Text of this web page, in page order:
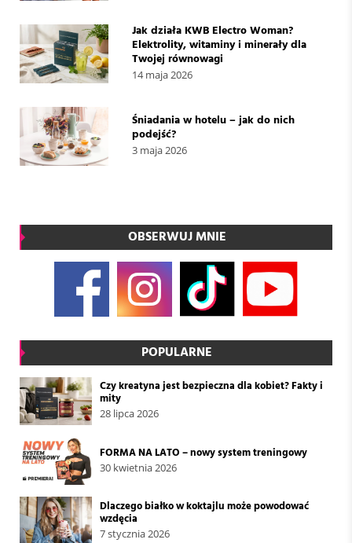
Jak działa KWB Electro Woman?
Elektrolity, witaminy i minerały dla
Twojej równowagi
14 maja 2026
Śniadania w hotelu – jak do nich
podejść?
3 maja 2026
OBSERWUJ MNIE
POPULARNE
Czy kreatyna jest bezpieczna dla kobiet? Fakty i
mity
28 lipca 2026
FORMA NA LATO – nowy system treningowy
30 kwietnia 2026
Dlaczego białko w koktajlu może powodować
wzdęcia
7 stycznia 2026